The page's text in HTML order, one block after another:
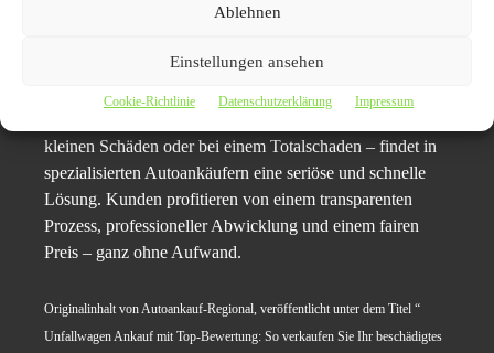
Ablehnen
Einstellungen ansehen
Cookie-Richtlinie Datenschutzerklärung Impressum
E-Mail: info@auto-verkaufen-hameln.de
Unfallauto verkaufen war nie einfacher
kleinen Schäden oder bei einem Totalschaden – findet in
spezialisierten Autoankäufern eine seriöse und schnelle
Lösung. Kunden profitieren von einem transparenten
Prozess, professioneller Abwicklung und einem fairen
Preis – ganz ohne Aufwand.
Originalinhalt von Autoankauf-Regional, veröffentlicht unter dem Titel “
Unfallwagen Ankauf mit Top-Bewertung: So verkaufen Sie Ihr beschädigtes